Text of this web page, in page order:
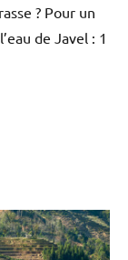
? Pour un
de Javel : 1